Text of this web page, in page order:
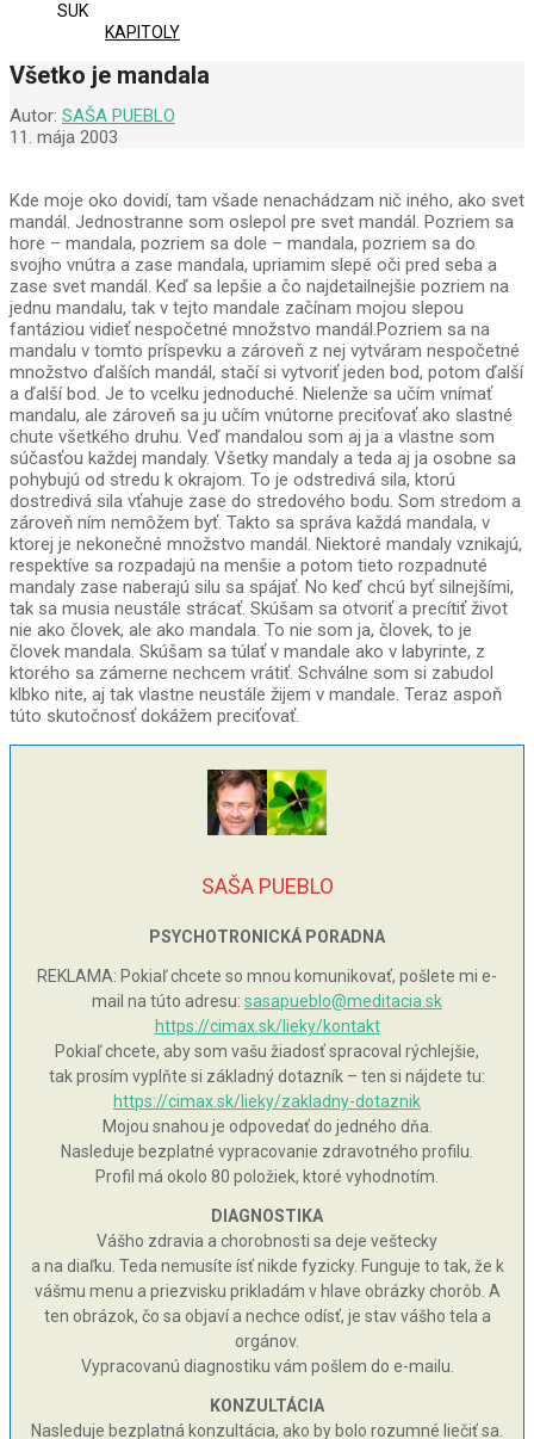
SUK
KAPITOLY
Všetko je mandala
Autor: SAŠA PUEBLO
11. mája 2003
Kde moje oko dovidí, tam všade nenachádzam nič iného, ako svet
mandál. Jednostranne som oslepol pre svet mandál. Pozriem sa
hore – mandala, pozriem sa dole – mandala, pozriem sa do
svojho vnútra a zase mandala, upriamim slepé oči pred seba a
zase svet mandál. Keď sa lepšie a čo najdetailnejšie pozriem na
jednu mandalu, tak v tejto mandale začínam mojou slepou
fantáziou vidieť nespočetné množstvo mandál.Pozriem sa na
mandalu v tomto príspevku a zároveň z nej vytváram nespočetné
množstvo ďalších mandál, stačí si vytvoriť jeden bod, potom ďalší
a ďalší bod. Je to vcelku jednoduché. Nielenže sa učím vnímať
mandalu, ale zároveň sa ju učím vnútorne preciťovať ako slastné
chute všetkého druhu. Veď mandalou som aj ja a vlastne som
súčasťou každej mandaly. Všetky mandaly a teda aj ja osobne sa
pohybujú od stredu k okrajom. To je odstredivá sila, ktorú
dostredivá sila vťahuje zase do stredového bodu. Som stredom a
zároveň ním nemôžem byť. Takto sa správa každá mandala, v
ktorej je nekonečné množstvo mandál. Niektoré mandaly vznikajú,
respektíve sa rozpadajú na menšie a potom tieto rozpadnuté
mandaly zase naberajú silu sa spájať. No keď chcú byť silnejšími,
tak sa musia neustále strácať. Skúšam sa otvoriť a precítiť život
nie ako človek, ale ako mandala. To nie som ja, človek, to je
človek mandala. Skúšam sa túlať v mandale ako v labyrinte, z
ktorého sa zámerne nechcem vrátiť. Schválne som si zabudol
klbko nite, aj tak vlastne neustále žijem v mandale. Teraz aspoň
túto skutočnosť dokážem preciťovať.
SAŠA PUEBLO
PSYCHOTRONICKÁ PORADNA
REKLAMA: Pokiaľ chcete so mnou komunikovať, pošlete mi e-
mail na túto adresu: sasapueblo@meditacia.sk
https://cimax.sk/lieky/kontakt
Pokiaľ chcete, aby som vašu žiadosť spracoval rýchlejšie,
tak prosím vyplňte si základný dotazník – ten si nájdete tu:
https://cimax.sk/lieky/zakladny-dotaznik
Mojou snahou je odpovedať do jedného dňa.
Nasleduje bezplatné vypracovanie zdravotného profilu.
Profil má okolo 80 položiek, ktoré vyhodnotím.
DIAGNOSTIKA
Vášho zdravia a chorobnosti sa deje veštecky
a na diaľku. Teda nemusíte ísť nikde fyzicky. Funguje to tak, že k
vášmu menu a priezvisku prikladám v hlave obrázky chorôb. A
ten obrázok, čo sa objaví a nechce odísť, je stav vášho tela a
orgánov.
Vypracovanú diagnostiku vám pošlem do e-mailu.
KONZULTÁCIA
Nasleduje bezplatná konzultácia, ako by bolo rozumné liečiť sa.